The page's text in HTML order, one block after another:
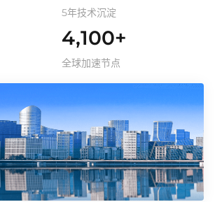
5年技术沉淀
4,100+
全球加速节点